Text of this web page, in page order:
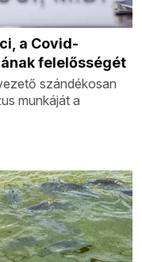
a Covid-
felelősségét
szándékosan
munkáját a